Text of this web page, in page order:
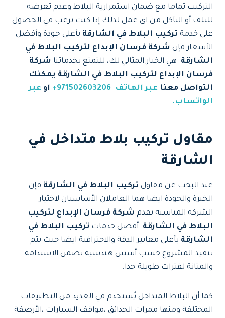
التركيب تماما مع ضمان استمرارية البلاط وعدم تعرضه
للتلف أو التآكل من اي عمل لذلك إذا كنت ترغب في الحصول
على خدمة تركيب البلاط في الشارقة بأعلى جودة وأفضل
الأسعار فإن شركة فرسان الإبداع لتركيب البلاط في
الشارقة هي الخيار المثالي لك، للتمتع بخدماتنا شركة
فرسان الإبداع لتركيب البلاط في الشارقة يمكنك
التواصل معنا عبر الهاتف او عبر
الواتساب.
مقاول تركيب بلاط متداخل في
الشارقة
عند البحث عن مقاول تركيب البلاط في الشارقة فإن
الخبرة والجودة ايضا هما العاملان الأساسيان لاختيار
الشركة المناسبة تقدم شركة فرسان الإبداع لتركيب
البلاط في الشارقة أفضل خدمات تركيب البلاط في
الشارقة بأعلى معايير الدقة والاحترافية ايضا حيث يتم
تنفيذ المشروع حسب أسس هندسية تضمن الاستدامة
والمتانة لفترات طويلة جدا.
كما أن البلاط المتداخل يُستخدم في العديد من التطبيقات
المختلفة ومنها ممرات الحدائق ،مواقف السيارات ،الأرصفة